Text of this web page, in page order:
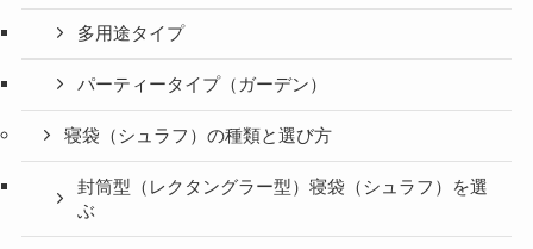
多用途タイプ
パーティータイプ（ガーデン）
寝袋（シュラフ）の種類と選び方
封筒型（レクタングラー型）寝袋（シュラフ）を選
ぶ